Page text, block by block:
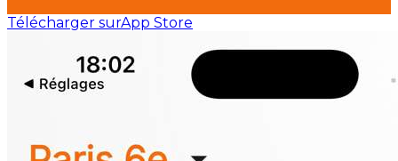
Télécharger surApp Store